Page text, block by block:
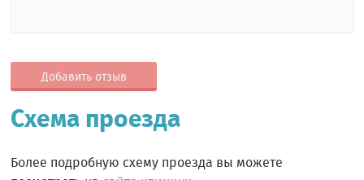
Добавить отзыв
Схема проезда
Более подробную схему проезда вы можете